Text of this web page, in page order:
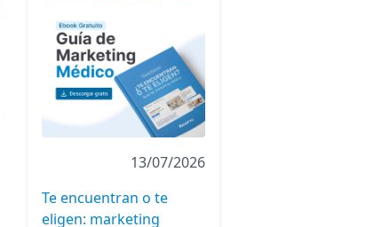
13/07/2026
Te encuentran o te
eligen: marketing